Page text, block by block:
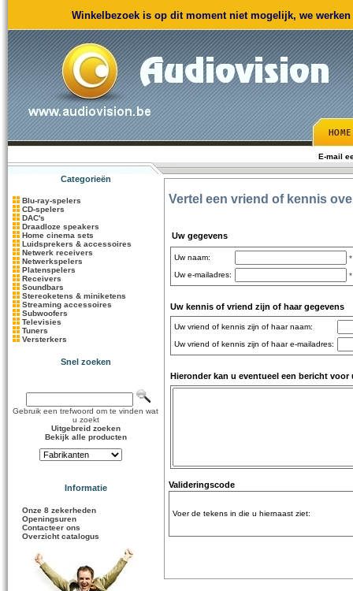
Winkelbezoek is op dit moment niet mogelijk, we
E-mail
Categorieën
Blu-ray-spelers
CD-spelers
DAC's
Draadloze speakers
Home cinema sets
Luidsprekers & accessoires
Netwerk receivers
Netwerkspelers
Platenspelers
Receivers
Soundbars
Stereoketens & miniketens
Streaming accessoires
Subwoofers
Televisies
Tuners
Versterkers
Snel zoeken
Gebruik een trefwoord om te vinden wat
u zoekt
Uitgebreid zoeken
Bekijk alle producten
Informatie
Onze 8 zekerheden
Openingsuren
Contacteer ons
Overzicht catalogus
Vertel een vriend of kennis
Uw gegevens
Uw naam:
*
Uw e-mailadres:
*
Uw kennis of vriend zijn of haar gegevens
Uw vriend of kennis zijn of haar naam:
Uw vriend of kennis zijn of haar e-mailadres:
Hieronder kan u eventueel een bericht
Valideringscode
Voer de tekens in die u hiernaast ziet: